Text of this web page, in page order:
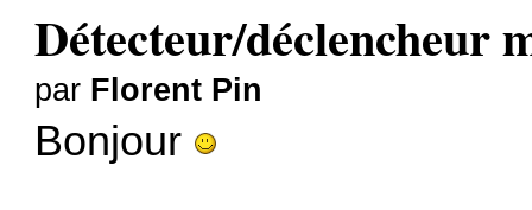
Détecteur/déclencheur
par Florent Pin
Bonjour